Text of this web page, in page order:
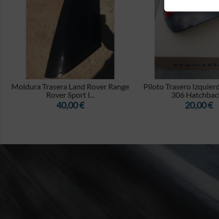
Piloto Trasero Izquierdo Peugeot
306 Hatchback...
Precio
20,00 €
Mando Climatizador
(Fase I,
Precio
30,00 €
